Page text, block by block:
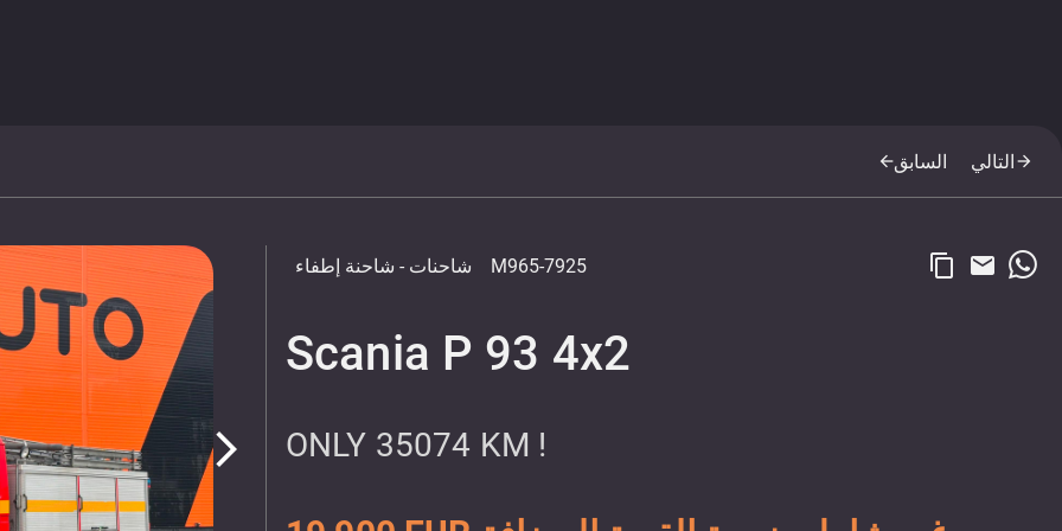
arrow_backالسابق التاليarrow_forward
arrow_forward_ios
شاحنات - شاحنة إطفاء M965-7925 content_copy email
Scania P 93 4x2
ONLY 35074 KM !